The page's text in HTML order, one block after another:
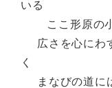
いる
ここ形原の小
広さを心にわ
く
まなびの道に